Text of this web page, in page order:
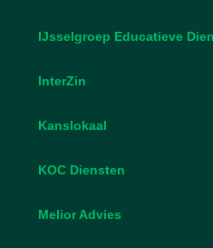
IJsselgroep Educatieve
InterZin
Kanslokaal
KOC Diensten
Melior Advies